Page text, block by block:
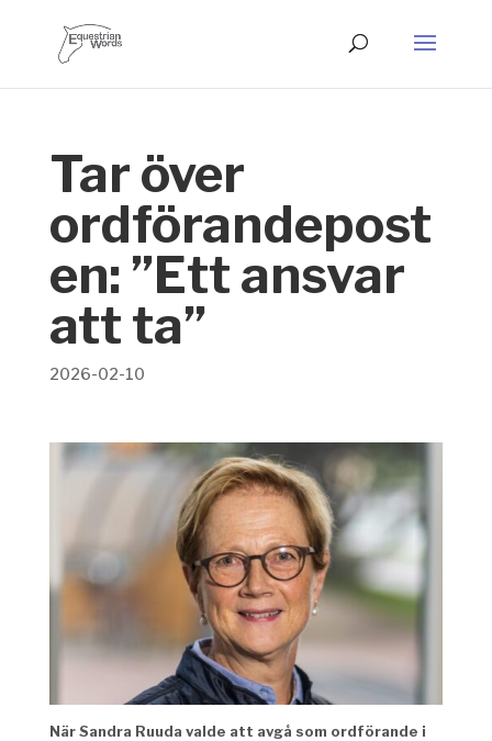
Tar över
ordförandepost
en: ”Ett ansvar
att ta”
2026-02-10
När Sandra Ruuda valde att avgå som ordförande i